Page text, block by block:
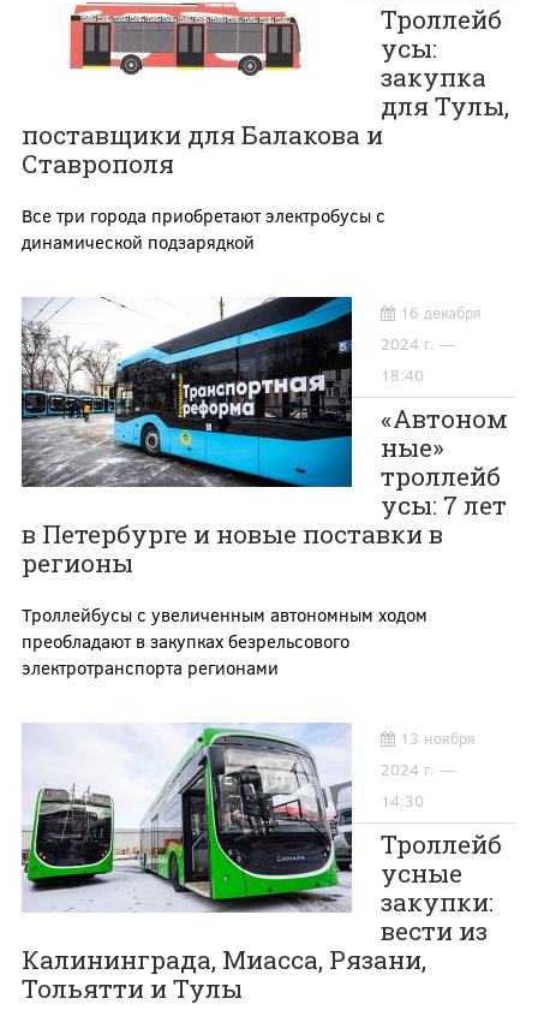
Троллейб
усы:
закупка
для Тулы,
поставщики для Балакова и
Ставрополя
Все три города приобретают электробусы с
динамической подзарядкой
16 декабря
2024 г. —
18:40
«Автоном
ные»
троллейб
усы: 7 лет
в Петербурге и новые поставки в
регионы
Троллейбусы с увеличенным автономным ходом
преобладают в закупках безрельсового
электротранспорта регионами
13 ноября
2024 г. —
14:30
Троллейб
усные
закупки:
вести из
Калининграда, Миасса, Рязани,
Тольятти и Тулы